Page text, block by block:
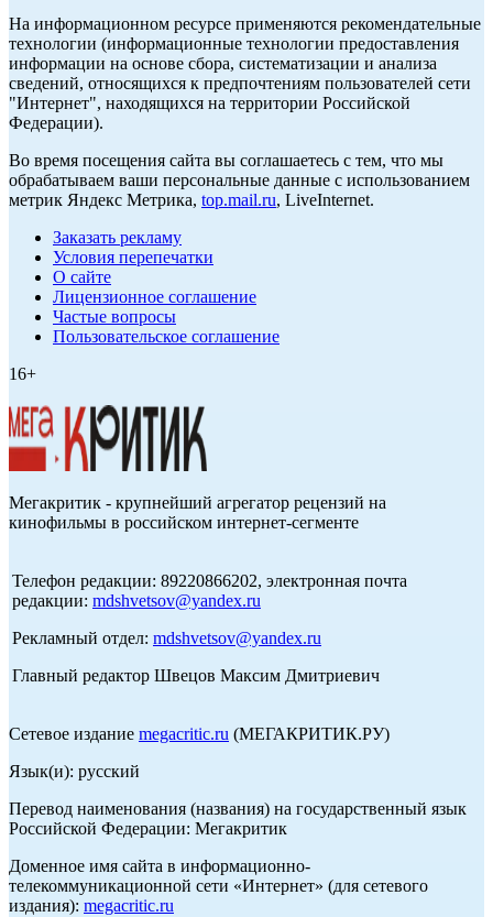
На информационном ресурсе применяются рекомендательные
технологии (информационные технологии предоставления
информации на основе сбора, систематизации и анализа
сведений, относящихся к предпочтениям пользователей сети
"Интернет", находящихся на территории Российской
Федерации).
Во время посещения сайта вы соглашаетесь с тем, что мы
обрабатываем ваши персональные данные с использованием
метрик Яндекс Метрика, top.mail.ru, LiveInternet.
Заказать рекламу
Условия перепечатки
О сайте
Лицензионное соглашение
Частые вопросы
Пользовательское соглашение
16+
Мегакритик - крупнейший агрегатор рецензий на
кинофильмы в российском интернет-сегменте
Телефон редакции: 89220866202, электронная почта
редакции: mdshvetsov@yandex.ru
Рекламный отдел: mdshvetsov@yandex.ru
Главный редактор Швецов Максим Дмитриевич
Сетевое издание megacritic.ru (МЕГАКРИТИК.РУ)
Язык(и): русский
Перевод наименования (названия) на государственный язык
Российской Федерации: Мегакритик
Доменное имя сайта в информационно-
телекоммуникационной сети «Интернет» (для сетевого
издания): megacritic.ru